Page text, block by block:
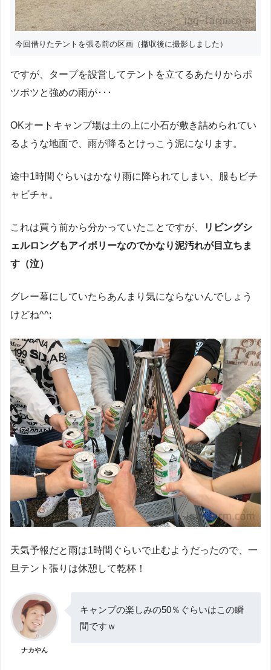
今回借りたテントを張る前の区画（撤収後に撮影しました）
ですが、タープを設営してテントを立てるあたりからポ
ツポツと強めの雨が･･･
OKオートキャンプ場は土の上に小石が敷き詰められてい
るような地面で、雨が降るとけっこう泥になります。
途中1時間ぐらいはかなり雨に降られてしまい、服もビチ
ャビチャ。
これは買う前から分かっていたことですが、
リビングシ
ェルロングもアイボリーなのでかなり泥汚れが目立ちま
す（泣）
グレー幕にしていたらあんまり気にならないんでしょう
けどね^^;
天気予報だと雨は1時間ぐらいで止むようだったので、一
旦テント張りは休憩して乾杯！
ナカやん
キャンプの楽しみの50％ぐらいはこの瞬
間ですｗ